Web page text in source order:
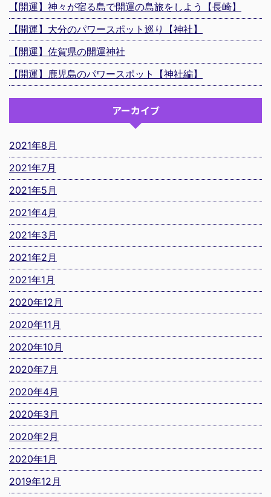
【開運】神々が宿る島で開運の島旅をしよう【長崎】
【開運】大分のパワースポット巡り【神社】
【開運】佐賀県の開運神社
【開運】鹿児島のパワースポット【神社編】
アーカイブ
2021年8月
2021年7月
2021年5月
2021年4月
2021年3月
2021年2月
2021年1月
2020年12月
2020年11月
2020年10月
2020年7月
2020年4月
2020年3月
2020年2月
2020年1月
2019年12月